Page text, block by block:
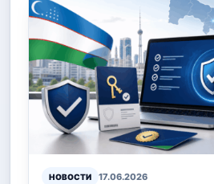
НОВОСТИ 17.06.2026